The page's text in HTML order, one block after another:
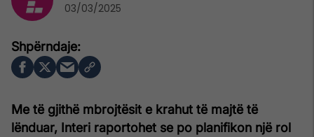
Me të gjithë mbrojtësit e krahut të majtë të
lënduar, Interi raportohet se po planifikon një rol
03/03/2025